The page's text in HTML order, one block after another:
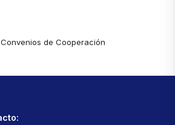
de Cooperación